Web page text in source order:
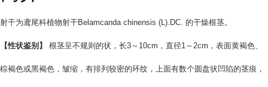
射干为鸢尾科植物射干Belamcanda chinensis (L).DC. 的干燥根茎。
【性状鉴别】 根茎呈不规则的状，长3～10cm，直径1～2cm，表面黄褐色、
棕褐色或黑褐色，皱缩，有排列较密的环纹，上面有数个圆盘状凹陷的茎痕，